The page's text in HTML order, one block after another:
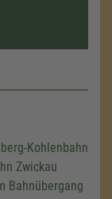
Kohlenbahn
Zwickau
Bahnübergang